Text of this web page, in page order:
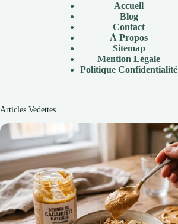
Accueil
Blog
Contact
À Propos
Sitemap
Mention Légale
Politique Confidentialité
Articles Vedettes